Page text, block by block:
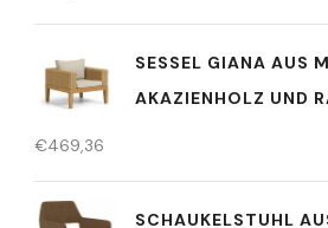
SESSEL GIANA AUS
AKAZIENHOLZ UND
€469,36
SCHAUKELSTUHL